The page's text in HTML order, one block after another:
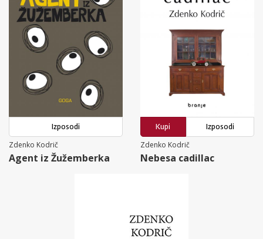
Izposodi
Zdenko Kodrič
Agent iz Žužemberka
Kupi
Izposodi
Zdenko Kodrič
Nebesa cadillac